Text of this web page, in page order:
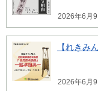
2026年6月
【れきみ
2026年6月